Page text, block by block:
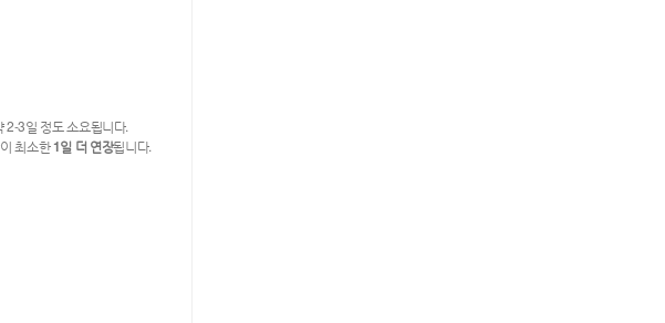
2-3일 정도 소요됩니다.
최소한1일 더 연장됩니다.